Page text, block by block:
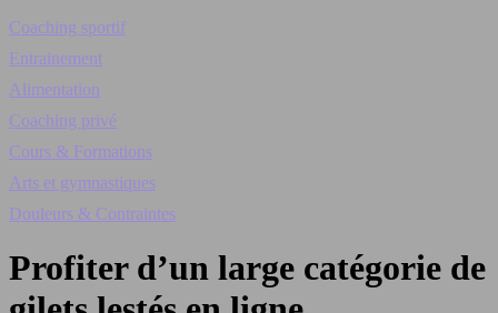
Coaching sportif
Entrainement
Alimentation
Coaching privé
Cours & Formations
Arts et gymnastiques
Douleurs & Contraintes
Profiter d’un large catégorie de